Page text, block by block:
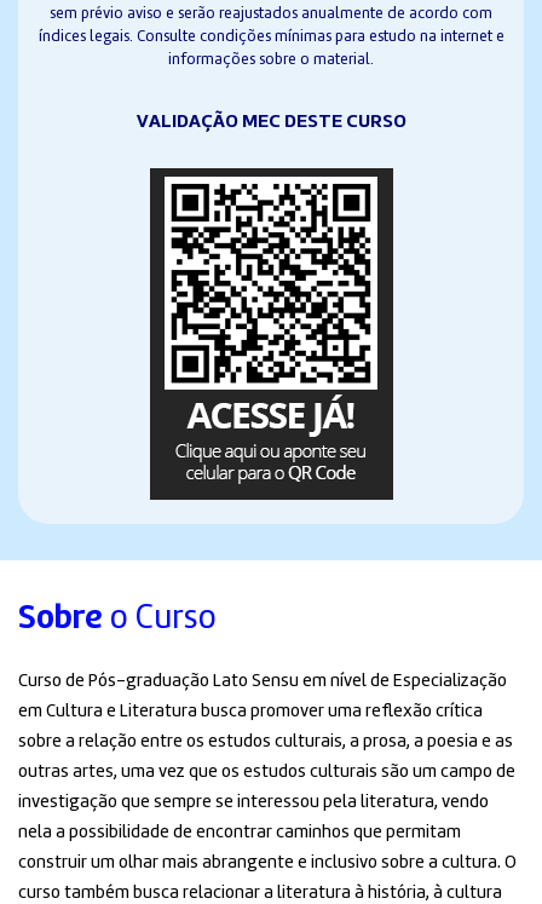
Sobre o Curso
Curso de Pós-graduação Lato Sensu em nível de Especialização
em Cultura e Literatura busca promover uma reflexão crítica
sobre a relação entre os estudos culturais, a prosa, a poesia e as
outras artes, uma vez que os estudos culturais são um campo de
investigação que sempre se interessou pela literatura, vendo
nela a possibilidade de encontrar caminhos que permitam
construir um olhar mais abrangente e inclusivo sobre a cultura. O
curso também busca relacionar a literatura à história, à cultura
sem prévio aviso e serão reajustados anualmente de acordo com
índices legais. Consulte condições mínimas para estudo na internet e
informações sobre o material.
VALIDAÇÃO MEC DESTE CURSO